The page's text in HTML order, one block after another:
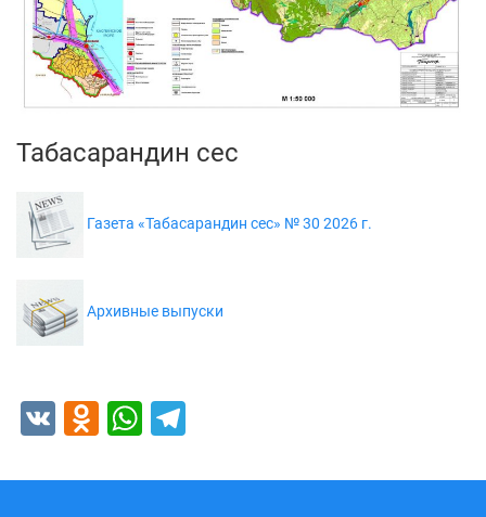
Табасарандин сес
Газета «Табасарандин сес» № 30 2026 г.
Архивные выпуски
VK Odnoklassniki
WhatsApp